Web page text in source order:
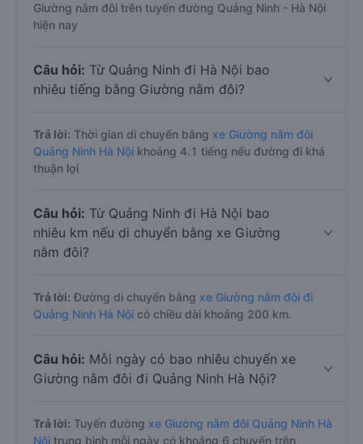
Giường nằm đôi trên tuyến đường Quảng Ninh - Hà Nội
hiện nay
Câu hỏi: Từ Quảng Ninh đi Hà Nội bao
nhiêu tiếng bằng Giường nằm đôi?
Trả lời: Thời gian di chuyển bằng xe Giường nằm đôi
Quảng Ninh Hà Nội khoảng 4.1 tiếng nếu đường đi khá
thuận lợi
Câu hỏi: Từ Quảng Ninh đi Hà Nội bao
nhiêu km nếu di chuyển bằng xe Giường
nằm đôi?
Trả lời: Đường di chuyển bằng xe Giường nằm đôi đi
Quảng Ninh Hà Nội có chiều dài khoảng 200 km.
Câu hỏi: Mỗi ngày có bao nhiêu chuyến xe
Giường nằm đôi đi Quảng Ninh Hà Nội?
Trả lời: Tuyến đường xe Giường nằm đôi Quảng Ninh Hà
Nội trung bình mỗi ngày có khoảng 6 chuyến trên